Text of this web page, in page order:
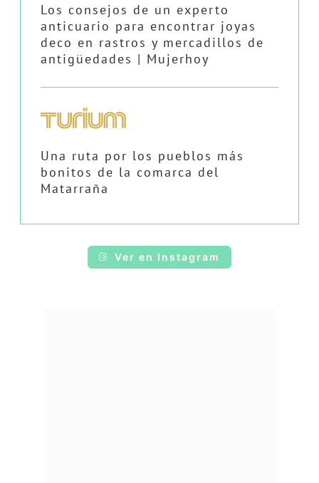
Los consejos de un experto
anticuario para encontrar joyas
deco en rastros y mercadillos de
antigüedades | Mujerhoy
Una ruta por los pueblos más
bonitos de la comarca del
Matarraña
Ver en Instagram